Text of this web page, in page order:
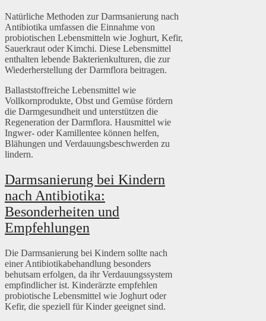
Natürliche Methoden zur Darmsanierung nach
Antibiotika umfassen die Einnahme von
probiotischen Lebensmitteln wie Joghurt, Kefir,
Sauerkraut oder Kimchi. Diese Lebensmittel
enthalten lebende Bakterienkulturen, die zur
Wiederherstellung der Darmflora beitragen.
Ballaststoffreiche Lebensmittel wie
Vollkornprodukte, Obst und Gemüse fördern
die Darmgesundheit und unterstützen die
Regeneration der Darmflora. Hausmittel wie
Ingwer- oder Kamillentee können helfen,
Blähungen und Verdauungsbeschwerden zu
lindern.
Darmsanierung bei Kindern
nach Antibiotika:
Besonderheiten und
Empfehlungen
Die Darmsanierung bei Kindern sollte nach
einer Antibiotikabehandlung besonders
behutsam erfolgen, da ihr Verdauungssystem
empfindlicher ist. Kinderärzte empfehlen
probiotische Lebensmittel wie Joghurt oder
Kefir, die speziell für Kinder geeignet sind.